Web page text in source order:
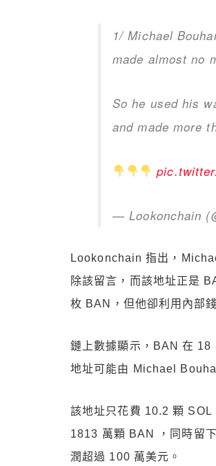
1/ Michael
made almost no
So he used his
and made more
— Lookonchain
Lookonchain 指出，
除該留言，而該地址正是
枚 BAN，但他卻利用內部
鏈上數據顯示，BAN 在
地址可能由 Michael
該地址只花費 10.2 顆
1813 萬顆 BAN ，同時留
潤超過 100 萬美元。